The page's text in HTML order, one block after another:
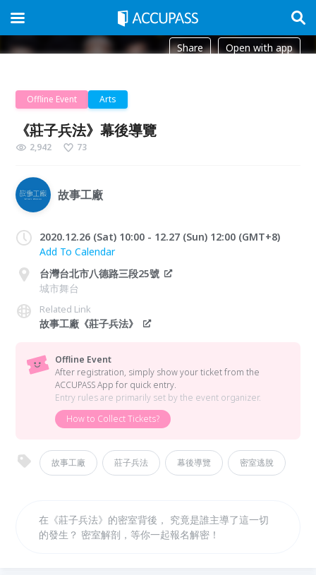
Share Open with app
Offline Event Arts
《莊子兵法》幕後導覽
2,942 73
故事工廠
2020.12.26 (Sat) 10:00 - 12.27 (Sun) 12:00 (GMT+8)
Add To Calendar
台灣台北市八德路三段25號
城市舞台
Related Link
故事工廠《莊子兵法》
Offline Event
After registration, simply show your ticket from the
ACCUPASS App for quick entry.
Entry rules are primarily set by the event organizer.
How to Collect Tickets?
故事工廠 莊子兵法 幕後導覽 密室逃脫
在《莊子兵法》的密室背後， 究竟是誰主導了這一切
的發生？ 密室解剖，等你一起報名解密！